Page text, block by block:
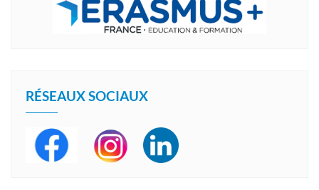
RÉSEAUX SOCIAUX